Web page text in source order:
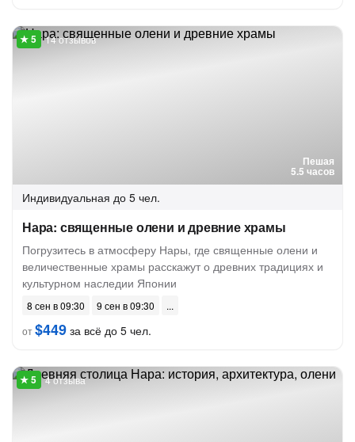
Пешая
5.5 часов
14 отзывов
Индивидуальная до 5 чел.
Нара: священные олени и древние храмы
Погрузитесь в атмосферу Нары, где священные олени и
величественные храмы расскажут о древних традициях и
культурном наследии Японии
8 сен в 09:30
9 сен в 09:30
от$449 за всё до 5 чел.
4 отзыва